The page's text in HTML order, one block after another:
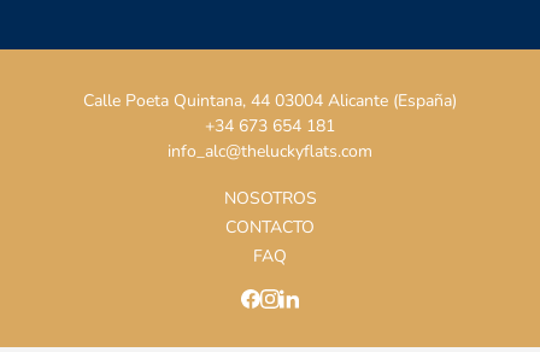
Calle Poeta Quintana, 44 03004 Alicante (España)
+34 673 654 181
info_alc@theluckyflats.com
NOSOTROS
CONTACTO
FAQ